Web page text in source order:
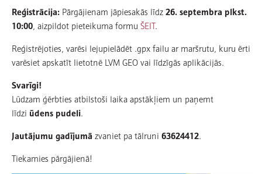
Reģistrācija: Pārgājienam jāpiesakās līdz26. septembra plkst.
10:00, aizpildot pieteikuma formu ŠEIT.
Reģistrējoties, varēsi lejupielādēt .gpx failu ar maršrutu, kuru ērti
varēsiet apskatīt lietotnē LVM GEO vai līdzīgās aplikācijās.
Svarīgi!
Lūdzam ģērbties atbilstoši laika apstākļiem un paņemt
līdzi ūdens pudeli.
Jautājumu gadījumā zvaniet pa tālruni 63624412.
Tiekamies pārgājienā!